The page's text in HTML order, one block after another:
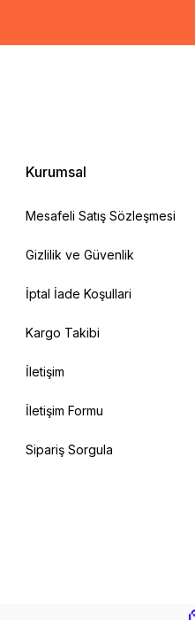
Kurumsal
Mesafeli Satış Sözleşmesi
Gizlilik ve Güvenlik
İptal İade Koşullari
Kargo Takibi
İletişim
İletişim Formu
Sipariş Sorgula